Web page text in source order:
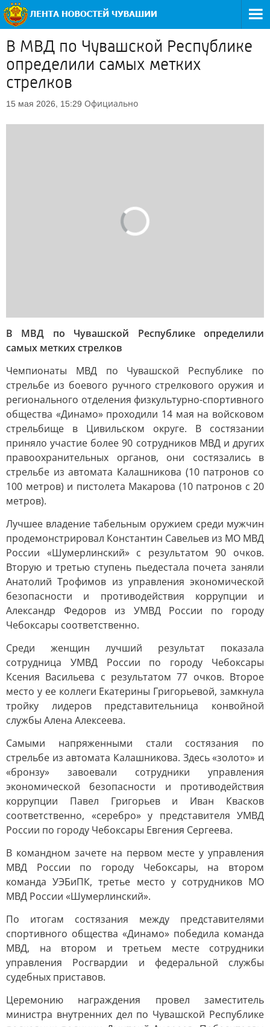
В МВД по Чувашской Республике
определили самых метких
стрелков
15 мая 2026, 15:29 Официально
В МВД по Чувашской Республике определили
самых метких стрелков
Чемпионаты МВД по Чувашской Республике по
стрельбе из боевого ручного стрелкового оружия и
регионального отделения физкультурно-спортивного
общества «Динамо» проходили 14 мая на войсковом
стрельбище в Цивильском округе. В состязании
приняло участие более 90 сотрудников МВД и других
правоохранительных органов, они состязались в
стрельбе из автомата Калашникова (10 патронов со
100 метров) и пистолета Макарова (10 патронов с 20
метров).
Лучшее владение табельным оружием среди мужчин
продемонстрировал Константин Савельев из МО МВД
России «Шумерлинский» с результатом 90 очков.
Вторую и третью ступень пьедестала почета заняли
Анатолий Трофимов из управления экономической
безопасности и противодействия коррупции и
Александр Федоров из УМВД России по городу
Чебоксары соответственно.
Среди женщин лучший результат показала
сотрудница УМВД России по городу Чебоксары
Ксения Васильева с результатом 77 очков. Второе
место у ее коллеги Екатерины Григорьевой, замкнула
тройку лидеров представительница конвойной
службы Алена Алексеева.
Самыми напряженными стали состязания по
стрельбе из автомата Калашникова. Здесь «золото» и
«бронзу» завоевали сотрудники управления
экономической безопасности и противодействия
коррупции Павел Григорьев и Иван Квасков
соответственно, «серебро» у представителя УМВД
России по городу Чебоксары Евгения Сергеева.
В командном зачете на первом месте у управления
МВД России по городу Чебоксары, на втором
команда УЭБиПК, третье место у сотрудников МО
МВД России «Шумерлинский».
По итогам состязания между представителями
спортивного общества «Динамо» победила команда
МВД, на втором и третьем месте сотрудники
управления Росгвардии и федеральной службы
судебных приставов.
Церемонию награждения провел заместитель
министра внутренних дел по Чувашской Республике